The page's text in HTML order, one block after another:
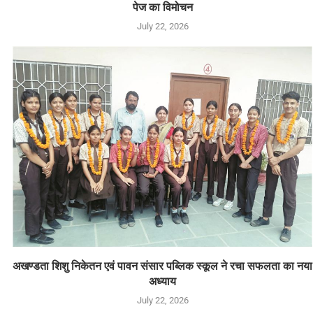
पेज का विमोचन
July 22, 2026
अखण्डता शिशु निकेतन एवं पावन संसार पब्लिक स्कूल ने रचा सफलता का नया
अध्याय
July 22, 2026